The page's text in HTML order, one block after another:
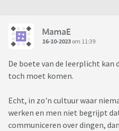
MamaE
16-10-2023 om 11:39
De boete van de leerplicht kan
toch moet komen.
Echt, in zo'n cultuur waar
werken en men niet begrijpt
communiceren over dingen,